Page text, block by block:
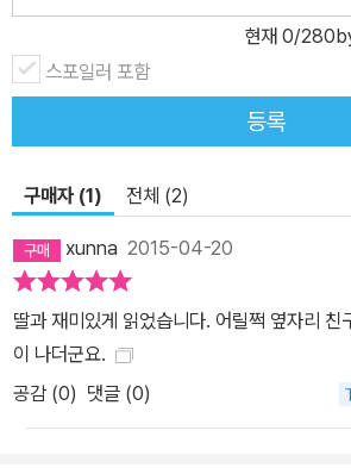
등학교 1학년 아이들에게 가장 큰 고민, 어떻
제에 대해 이 동화는 바로 상대방의 겉모습
말라는 쉽지만 어려운 원리를 잘 보여 주고 있
현재 0/
스포일러 포함
등록
구매자 (1) 전체 (2)
xunna 2015-04-20
딸과 재미있게 읽었습니다. 어릴쩍 옆자리 친
이 나더군요.
공감 (0) 댓글 (0)